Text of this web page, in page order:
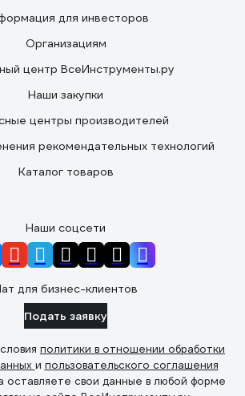
для инвесторов
Организациям
центр ВсеИнструменты.ру
Наши закупки
центры производителей
рекомендательных технологий
Каталог товаров
Наши соцсети
для бизнес-клиентов
Подать заявку
политики в отношении обработки
и пользовательского соглашения
оставляете свои данные в любой форме